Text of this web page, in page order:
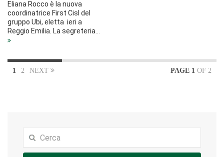
Eliana Rocco è la nuova
coordinatrice First Cisl del
gruppo Ubi, eletta ieri a
Reggio Emilia. La segreteria…
1 2 NEXT PAGE 1 OF 2